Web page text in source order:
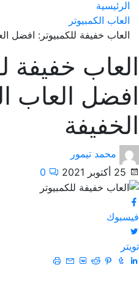
الرئيسية
العاب الكمبيوتر
العاب خفيفة للكمبيوتر: افضل
العاب خفيفة
افضل العاب
الخفيفة
محمد تيمور
25 أكتوبر 2021
0
فيسبوك
تويتر